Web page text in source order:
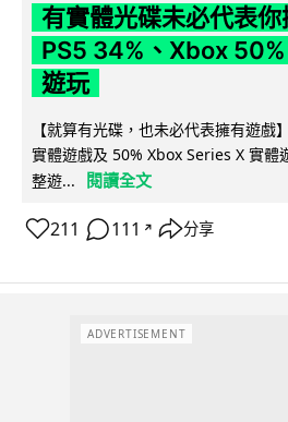
有實體光碟未必代表你
PS5 34%、Xbox
遊玩
【就算有光碟，也未必代表擁有遊戲
實體遊戲及 50% Xbox Series X 實體
整遊...
閱讀全文
211 111 ↗ 分享
ADVERTISEMENT